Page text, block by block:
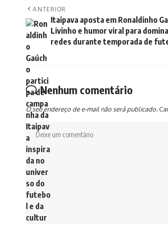
ANTERIOR
Itaipava aposta em Ronaldinho
Livinho e humor viral para
redes durante temporada de
Nenhum comentário
O seu endereço de e-mail não será publicado.